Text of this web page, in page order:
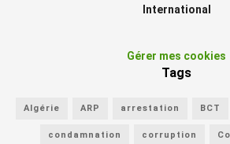
International
Gérer mes cookies
Tags
Algérie ARP arrestation BCT
condamnation corruption